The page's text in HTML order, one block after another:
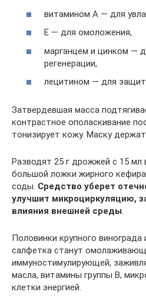
витамином А — для
Е — для омоложения,
марганцем и цинком —
регенерации,
лецитином — для
Затвердевшая масса
контрастное ополаскивание
тонизирует кожу. Маску
Разводят 25 г дрожжей с 15 мл
большой ложки жирного
соды. Средство уберет
улучшит микроциркуляцию,
влияния внешней среды.
Половинки крупного винограда
салфетка станут
иммуностимулирующей,
масла, витамины группы В,
клетки энергией.